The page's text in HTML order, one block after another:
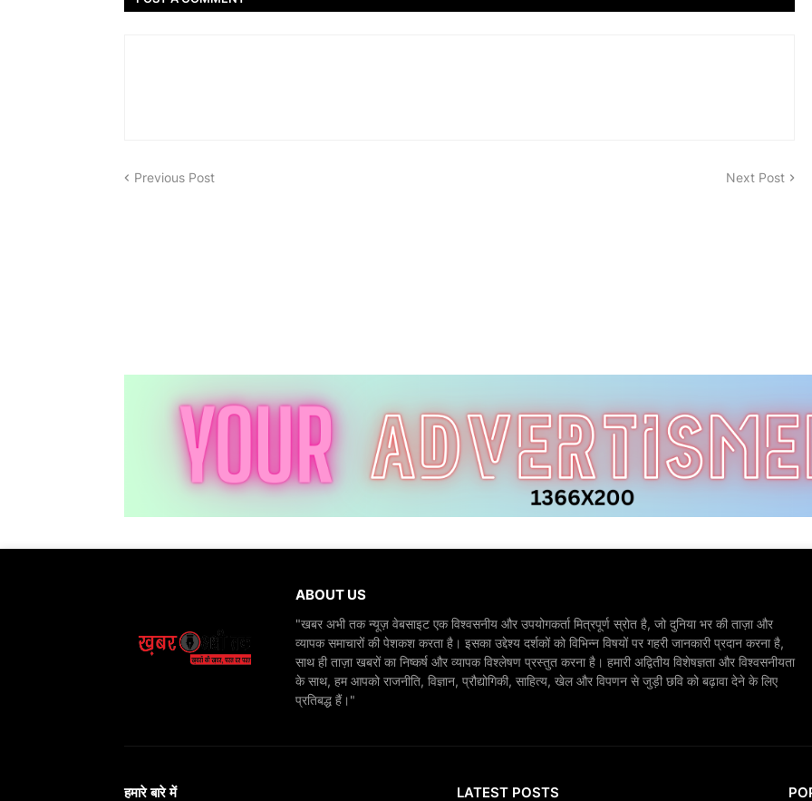
Previous Post Next Post
ABOUT US
"खबर अभी तक न्यूज़ वेबसाइट एक विश्वसनीय और उपयोगकर्ता मित्रपूर्ण स्रोत है, जो दुनिया भर की ताज़ा और
व्यापक समाचारों की पेशकश करता है। इसका उद्देश्य दर्शकों को विभिन्न विषयों पर गहरी जानकारी प्रदान करना है,
साथ ही ताज़ा खबरों का निष्कर्ष और व्यापक विश्लेषण प्रस्तुत करना है। हमारी अद्वितीय विशेषज्ञता और विश्वसनीयता
के साथ, हम आपको राजनीति, विज्ञान, प्रौद्योगिकी, साहित्य, खेल और विपणन से जुड़ी छवि को बढ़ावा देने के लिए
प्रतिबद्ध हैं।"
हमारे बारे में LATEST POSTS